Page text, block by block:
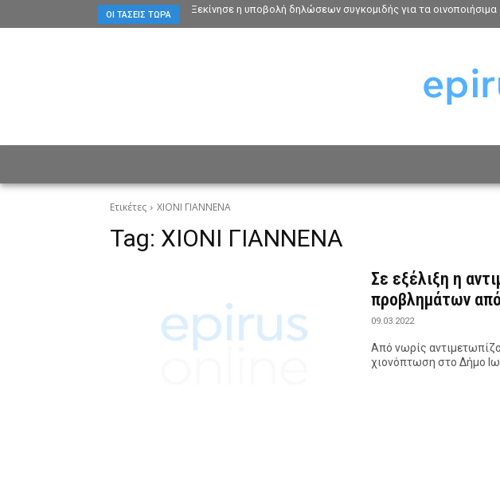
ΟΙ ΤΆΣΕΙΣ ΤΏΡΑ Ξεκίνησε η υποβολή δηλώσεων συγκομιδής για τα
Ετικέτες ΧΙΟΝΙ ΓΙΑΝΝΕΝΑ
Tag: ΧΙΟΝΙ ΓΙΑΝΝΕΝΑ
Σε εξέλιξη η
προβλημάτων
09.03.2022
Από νωρίς
χιονόπτωση στο Δήμο